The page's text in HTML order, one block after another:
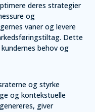
deres strategier
og
vaner og levere
Dette
behov og
og styrke
og kontekstuelle
giver